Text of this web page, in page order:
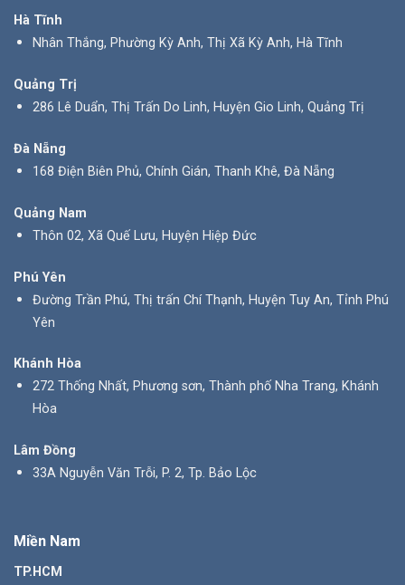
Hà Tĩnh
Nhân Thắng, Phường Kỳ Anh, Thị Xã Kỳ Anh, Hà Tĩnh
Quảng Trị
286 Lê Duẩn, Thị Trấn Do Linh, Huyện Gio Linh, Quảng Trị
Đà Nẵng
168 Điện Biên Phủ, Chính Gián, Thanh Khê, Đà Nẵng
Quảng Nam
Thôn 02, Xã Quế Lưu, Huyện Hiệp Đức
Phú Yên
Đường Trần Phú, Thị trấn Chí Thạnh, Huyện Tuy An, Tỉnh Phú
Yên
Khánh Hòa
272 Thống Nhất, Phương sơn, Thành phố Nha Trang, Khánh
Hòa
Lâm Đồng
33A Nguyễn Văn Trỗi, P. 2, Tp. Bảo Lộc
Miền Nam
TP.HCM